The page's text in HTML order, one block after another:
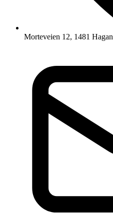
Morteveien 12, 1481 Hagan